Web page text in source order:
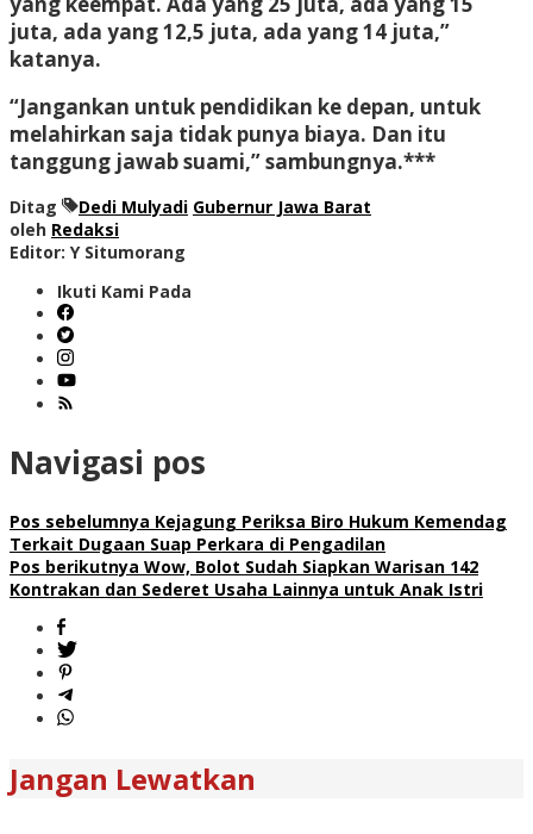
juta, ada yang 12,5 juta, ada yang 14 juta,”
katanya.
“Jangankan untuk pendidikan ke depan, untuk
melahirkan saja tidak punya biaya. Dan itu
tanggung jawab suami,” sambungnya.***
Ditag Dedi Mulyadi Gubernur Jawa Barat
oleh Redaksi
Editor: Y Situmorang
Ikuti Kami Pada
Navigasi pos
Pos sebelumnya Kejagung Periksa Biro Hukum Kemendag
Terkait Dugaan Suap Perkara di Pengadilan
Pos berikutnya Wow, Bolot Sudah Siapkan Warisan 142
Kontrakan dan Sederet Usaha Lainnya untuk Anak Istri
Jangan Lewatkan